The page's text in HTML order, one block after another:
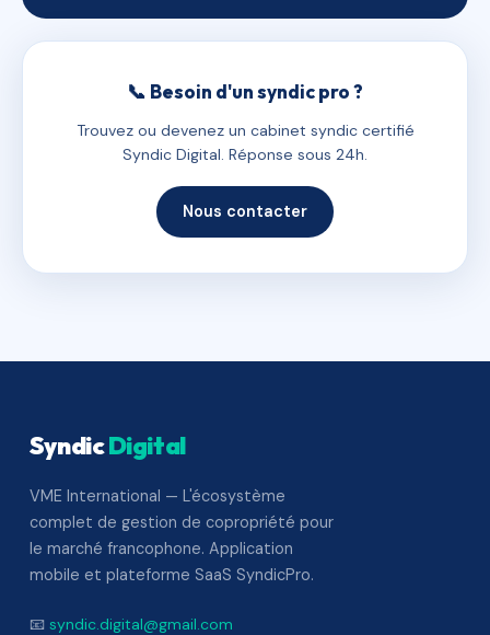
📞 Besoin d'un syndic pro ?
Trouvez ou devenez un cabinet syndic certifié
Syndic Digital. Réponse sous 24h.
Nous contacter
SyndicDigital
VME International — L'écosystème
complet de gestion de copropriété pour
le marché francophone. Application
mobile et plateforme SaaS SyndicPro.
📧 syndic.digital@gmail.com